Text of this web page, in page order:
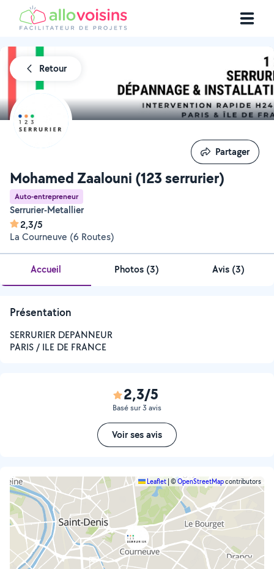
Retour
Mohamed Zaalouni (123 serrurier)
Auto-entrepreneur
Serrurier-Metallier
2,3/5
La Courneuve (6 Routes)
Partager
Partager
Accueil Photos (3) Avis (3)
Présentation
SERRURIER DEPANNEUR
PARIS / ILE DE FRANCE
2,3/5
Basé sur 3 avis
Voir ses avis
Leaflet ©OpenStreetMapcontributors